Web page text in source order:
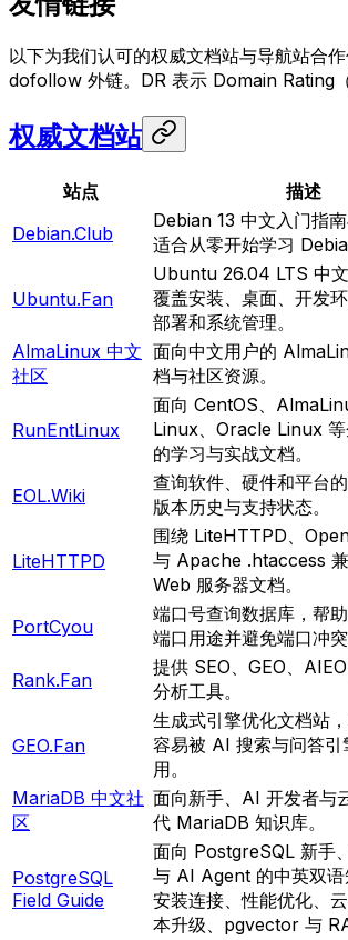
以下为我们认可的权威文档站与导航站合
dofollow 外链。DR 表示 Domain Rating（
权威文档站
站点 描述
Debian.Club
Debian 13 中文入门指南
适合从零开始学习
Ubuntu.Fan
Ubuntu 26.04 LTS 中文
覆盖安装、桌面、开发
部署和系统管理。
AlmaLinux 中文
社区
面向中文用户的
档与社区资源。
RunEntLinux
面向 CentOS、
Linux、Oracle Linux
的学习与实战文档。
EOL.Wiki
查询软件、硬件和平台的
版本历史与支持状态。
LiteHTTPD
围绕 LiteHTTPD、
与 Apache .htaccess
Web 服务器文档。
PortCyou
端口号查询数据库，帮
端口用途并避免端口冲突
Rank.Fan
提供 SEO、GEO、
分析工具。
GEO.Fan
生成式引擎优化文档站
容易被 AI 搜索与问答引
用。
MariaDB 中文社
区
面向新手、AI 开发者与
代 MariaDB 知识库。
PostgreSQL
Field Guide
面向 PostgreSQL 新手
与 AI Agent 的中英双语
安装连接、性能优化、
本升级、pgvector 与